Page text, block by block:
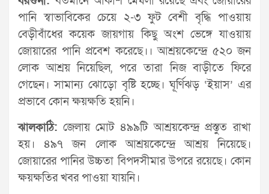
পানি স্বাভাবিকের চেয়ে ২-৩ ফুট বেশী বৃদ্ধি পাওয়ায়
বেড়ীবাঁধের কয়েক জায়গায় কিছু অংশ ভেঙ্গে যাওয়ায়
জোয়ারের পানি প্রবেশ করেছে।। আশ্রয়কেন্দ্রে ৫২০ জন
লোক আশ্রয় নিয়েছিল, পরে তারা নিজ বাড়ীতে ফিরে
গেছেন। সামান্য ঝোড়ো বৃষ্টি হচ্ছে। ঘূর্ণিঝড় ‘ইয়াস’ এর
প্রভাবে কোন ক্ষয়ক্ষতি হয়নি।
ঝালকাঠি: জেলায় মোট ৪৯৯টি আশ্রয়কেন্দ্র প্রস্তুত রাখা
হয়। ৪৯৭ জন লোক আশ্রয়কেন্দ্রে আশ্রয় নিয়েছে।
জোয়ারের পানির উচ্চতা বিপদসীমার উপরে রয়েছে। কোন
ক্ষয়ক্ষতির খবর পাওয়া যায়নি।